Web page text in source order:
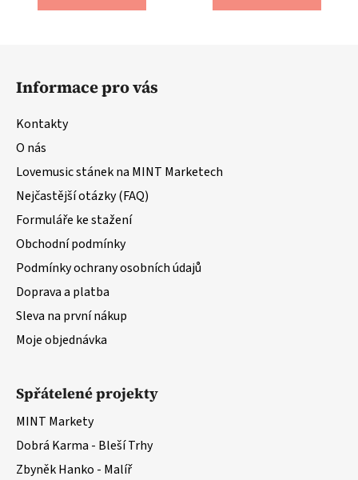
Informace pro vás
Kontakty
O nás
Lovemusic stánek na MINT Marketech
Nejčastější otázky (FAQ)
Formuláře ke stažení
Obchodní podmínky
Podmínky ochrany osobních údajů
Doprava a platba
Sleva na první nákup
Moje objednávka
Spřátelené projekty
MINT Markety
Dobrá Karma - Bleší Trhy
Zbyněk Hanko - Malíř